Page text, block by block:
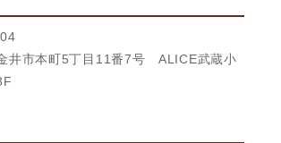
井市本町5丁目11番7号 ALICE武蔵小